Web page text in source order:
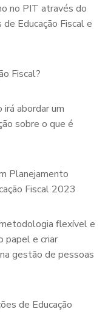
no PIT através do
Educação Fiscal e
Fiscal?
irá abordar um
sobre o que é
Planejamento
Fiscal 2023
flexível e
papel e criar
gestão de pessoas
de Educação